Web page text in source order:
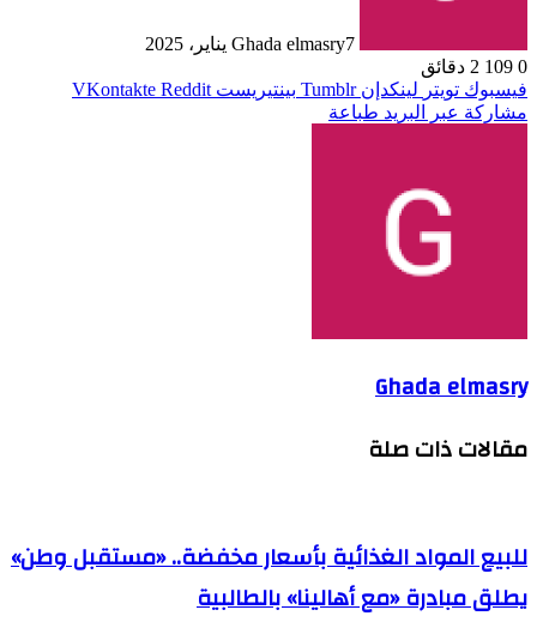
Ghada elmasry7 يناير، 2025
0
2 دقائق
فيسبوك تويتر لينكدإن بينتيريست
مشاركة عبر البريد طباعة
Ghada elmasry
مقالات ذات صلة
للبيع المواد الغذائية بأسعار مخفضة.. «مستقبل وطن»
يطلق مبادرة «مع أهالينا» بالطالبية